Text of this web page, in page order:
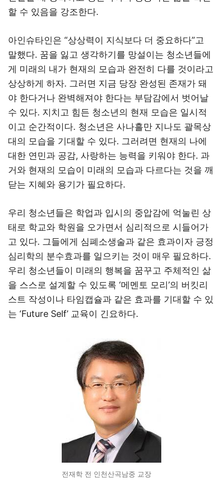
할 수 있음을 강조한다.
아인슈타인은 “상상력이 지식보다 더 중요하다”고
말했다. 꿈을 잃고 생각하기를 망설이는 청소년들에
게 미래의 내가 현재의 모습과 완전히 다를 것이라고
상상하게 하자. 그러면 지금 당장 완성된 존재가 돼
야 한다거나 완벽해져야 한다는 부담감에서 벗어날
수 있다. 지치고 힘든 청소년의 현재 모습은 일시적
이고 순간적이다. 청소년은 사나흘만 지나도 괄목상
대의 모습을 기대할 수 있다. 그러려면 현재의 나에
대한 연민과 공감, 사랑하는 능력을 키워야 한다. 과
거와 현재의 모습이 미래의 모습과 다르다는 것을 깨
닫는 지혜와 용기가 필요하다.
우리 청소년들은 학업과 입시의 중압감에 억눌린 상
태로 학교와 학원을 오가면서 심리적으로 시들어가
고 있다. 그들에게 심폐소생술과 같은 효과이자 긍정
심리학의 분수효과를 일으키는 것이 매우 필요하다.
우리 청소년들이 미래의 행복을 꿈꾸고 주체적인 삶
을 스스로 설계할 수 있도록 ‘메멘토 모리’의 버킷리
스트 작성이나 타임캡슐과 같은 효과를 기대할 수 있
는 ‘Future Self’ 교육이 긴요하다.
전재학 전 인천산곡남중 교장